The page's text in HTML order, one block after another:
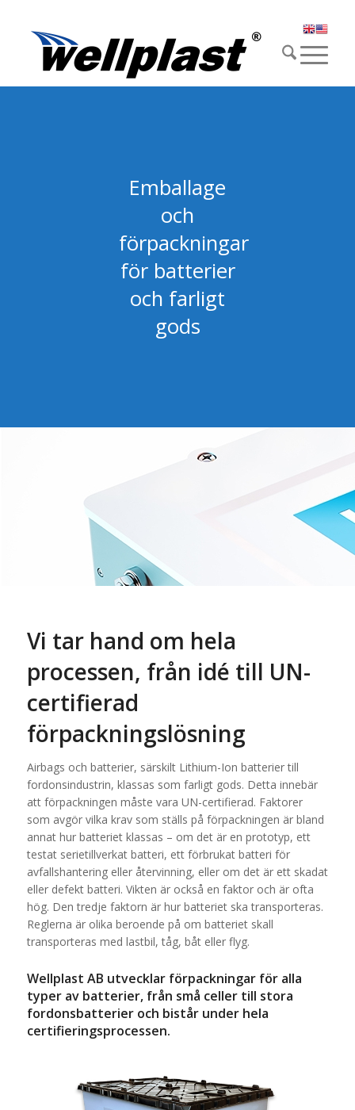
Emballage
och
förpackningar
för batterier
och farligt
gods
Vi tar hand om hela
processen, från idé till UN-
certifierad
förpackningslösning
Airbags och batterier, särskilt Lithium-Ion batterier till
fordonsindustrin, klassas som farligt gods. Detta innebär
att förpackningen måste vara UN-certifierad. Faktorer
som avgör vilka krav som ställs på förpackningen är bland
annat hur batteriet klassas – om det är en prototyp, ett
testat serietillverkat batteri, ett förbrukat batteri för
avfallshantering eller återvinning, eller om det är ett skadat
eller defekt batteri. Vikten är också en faktor och är ofta
hög. Den tredje faktorn är hur batteriet ska transporteras.
Reglerna är olika beroende på om batteriet skall
transporteras med lastbil, tåg, båt eller flyg.
Wellplast AB utvecklar förpackningar för alla
typer av batterier, från små celler till stora
fordonsbatterier och bistår under hela
certifieringsprocessen.